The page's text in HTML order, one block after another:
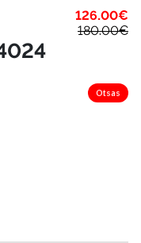
126.00€
180.00€
Otsas